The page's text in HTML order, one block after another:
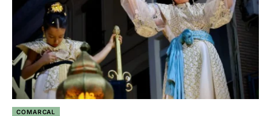
COMARCAL